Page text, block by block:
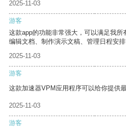
2025-11-03
游客
这款app的功能非常强大，可以满足我
编辑文档、制作演示文稿、管理日程安排
2025-11-03
游客
这款加速器VPM应用程序可以给你提供
2025-11-03
游客